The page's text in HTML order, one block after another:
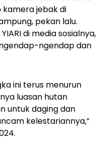
kamera jebak di
pekan lalu.
di media sosialnya,
ngendap dan
ini terus menurun
luasan hutan
untuk daging dan
kelestariannya,”